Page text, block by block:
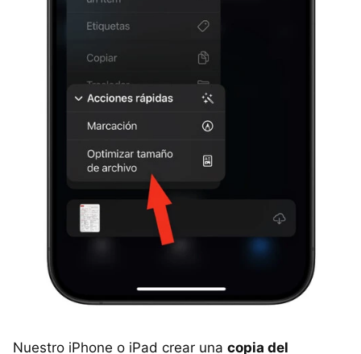
Nuestro iPhone o iPad crear una copia del